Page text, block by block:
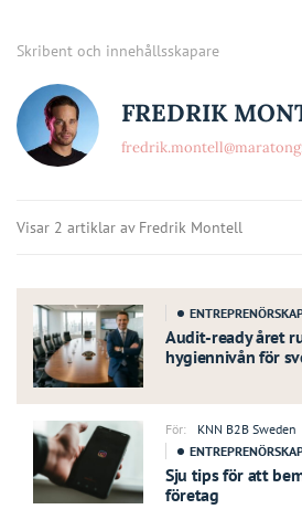
Skribent och innehållsskapare
FREDRIK
Visar 2 artiklar av Fredrik Montell
Audit-ready året
hygiennivån för
För:
KNN B2B Sweden
Sju tips för att
företag